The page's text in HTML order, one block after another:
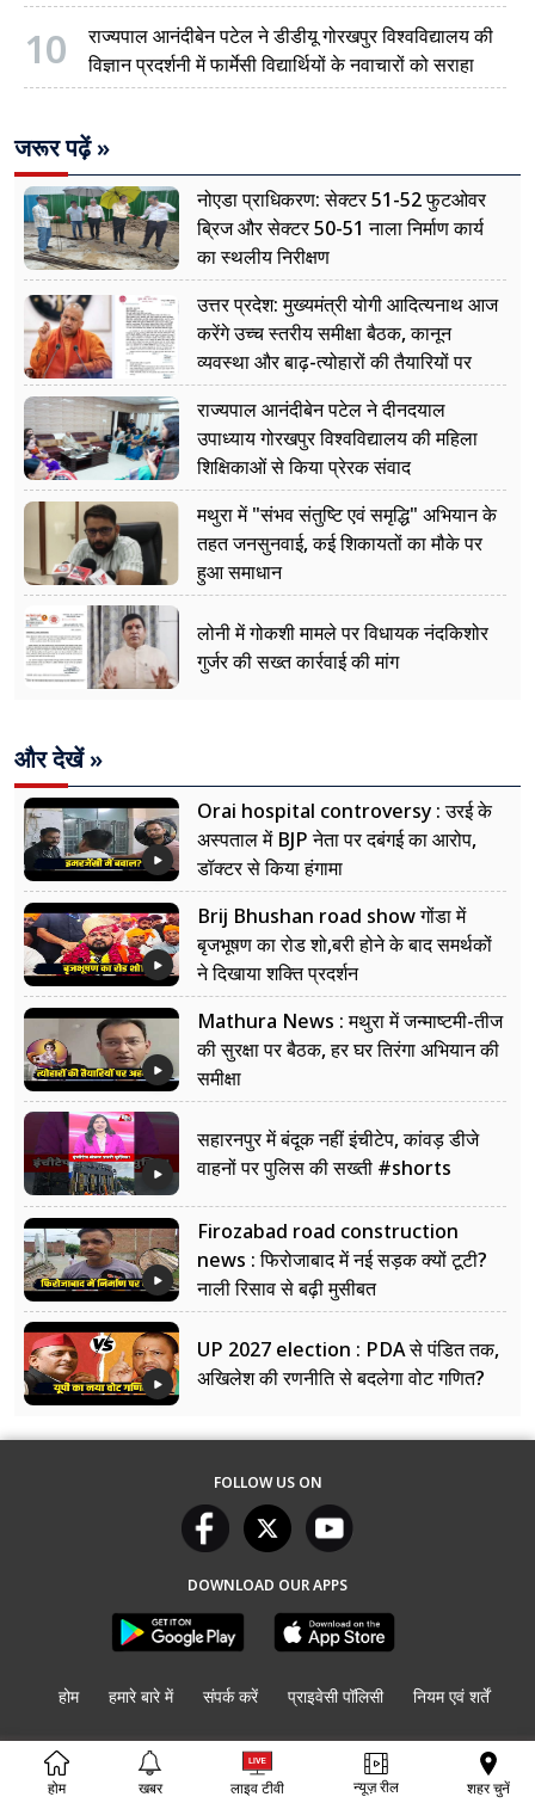
10
राज्यपाल आनंदीबेन पटेल ने डीडीयू गोरखपुर विश्वविद्यालय की
विज्ञान प्रदर्शनी में फार्मेसी विद्यार्थियों के नवाचारों को सराहा
जरूर पढ़ें »
नोएडा प्राधिकरण: सेक्टर 51-52 फुटओवर
ब्रिज और सेक्टर 50-51 नाला निर्माण कार्य
का स्थलीय निरीक्षण
उत्तर प्रदेश: मुख्यमंत्री योगी आदित्यनाथ आज
करेंगे उच्च स्तरीय समीक्षा बैठक, कानून
व्यवस्था और बाढ़-त्योहारों की तैयारियों पर
नजर
राज्यपाल आनंदीबेन पटेल ने दीनदयाल
उपाध्याय गोरखपुर विश्वविद्यालय की महिला
शिक्षिकाओं से किया प्रेरक संवाद
मथुरा में "संभव संतुष्टि एवं समृद्धि" अभियान के
तहत जनसुनवाई, कई शिकायतों का मौके पर
हुआ समाधान
लोनी में गोकशी मामले पर विधायक नंदकिशोर
गुर्जर की सख्त कार्रवाई की मांग
और देखें »
Orai hospital controversy : उरई के
अस्पताल में BJP नेता पर दबंगई का आरोप,
डॉक्टर से किया हंगामा
Brij Bhushan road show गोंडा में
बृजभूषण का रोड शो,बरी होने के बाद समर्थकों
ने दिखाया शक्ति प्रदर्शन
Mathura News : मथुरा में जन्माष्टमी-तीज
की सुरक्षा पर बैठक, हर घर तिरंगा अभियान की
समीक्षा
सहारनपुर में बंदूक नहीं इंचीटेप, कांवड़ डीजे
वाहनों पर पुलिस की सख्ती #shorts
Firozabad road construction
news : फिरोजाबाद में नई सड़क क्यों टूटी?
नाली रिसाव से बढ़ी मुसीबत
UP 2027 election : PDA से पंडित तक,
अखिलेश की रणनीति से बदलेगा वोट गणित?
होम खबर लाइव टीवी न्यूज़ रील शहर चुनें
FOLLOW US ON
DOWNLOAD OUR APPS
होम हमारे बारे में संपर्क करें प्राइवेसी पॉलिसी नियम एवं शर्तें
© Copyright UP की बात2026. All rights reserved.